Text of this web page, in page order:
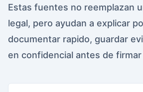
Estas fuentes no reemplazan
legal, pero ayudan a explicar
documentar rapido, guardar
en confidencial antes de firmar